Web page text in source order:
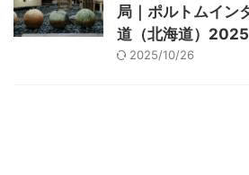
局｜ポルトムイン
道（北海道）
2025/10/26